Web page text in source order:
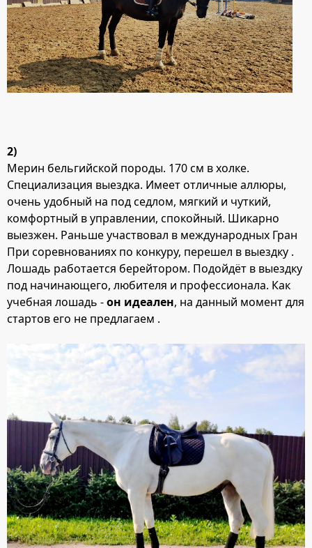
2)
Мерин бельгийской породы. 170 см в холке.
Специализация выездка. Имеет отличные аллюры,
очень удобный на под седлом, мягкий и чуткий,
комфортный в управлении, спокойный. Шикарно
выезжен. Раньше участвовал в международных Гран
При соревнованиях по конкуру, перешел в выездку .
Лошадь работается берейтором. Подойдёт в выездку
под начинающего, любителя и профессионала. Как
учебная лошадь -он идеален, на данный момент для
стартов его не предлагаем .